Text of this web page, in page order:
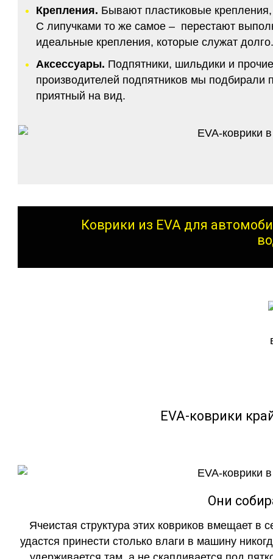
Крепления. Бывают пластиковые
С липучками то же самое – перестают
идеальные крепления, которые служат
Аксессуары. Подпятники, шильдики и
производителей подпятников мы подбирали
приятный на вид.
Коврики из EVA для
EVA-коврики
Они
Ячеистая структура этих ковриков вмещает в
удастся принести столько влаги в машину